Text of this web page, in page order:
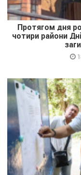
Протягом дня
чотири райони